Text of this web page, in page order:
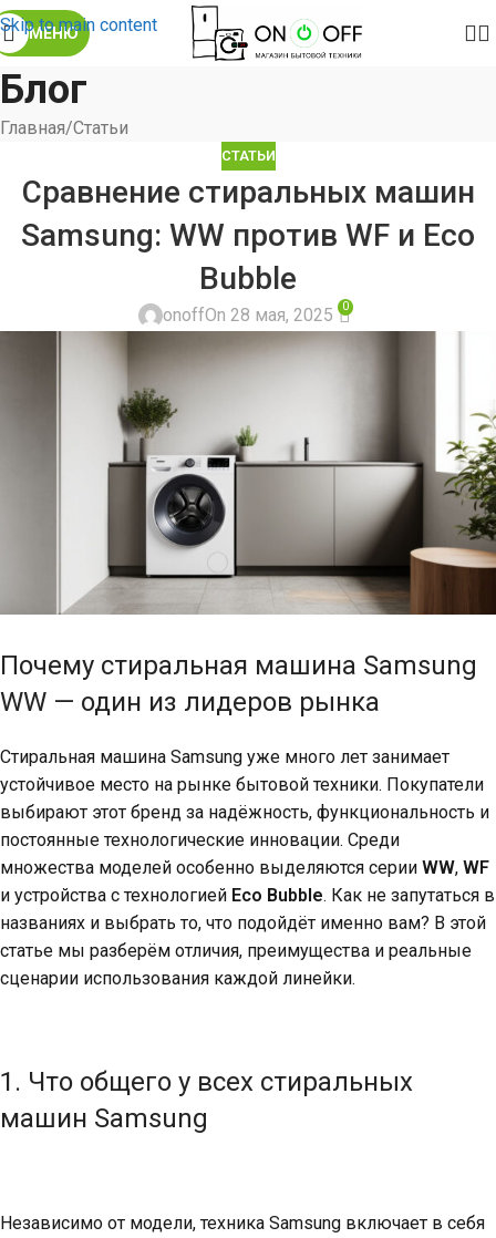
Skip to main content
МЕНЮ
Блог
Главная Статьи
СТАТЬИ
Сравнение стиральных машин
Samsung: WW против WF и Eco
Bubble
onoffOn 28 мая, 2025 0
Почему cтиральная машина Samsung
WW — один из лидеров рынка
Стиральная машина Samsung уже много лет занимает
устойчивое место на рынке бытовой техники. Покупатели
выбирают этот бренд за надёжность, функциональность и
постоянные технологические инновации. Среди
множества моделей особенно выделяются серии WW, WF
и устройства с технологией Eco Bubble. Как не запутаться в
названиях и выбрать то, что подойдёт именно вам? В этой
статье мы разберём отличия, преимущества и реальные
сценарии использования каждой линейки.
1. Что общего у всех стиральных
машин Samsung
Независимо от модели, техника Samsung включает в себя